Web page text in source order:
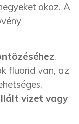
okoz. A
.
fluorid van, az
vizet vagy